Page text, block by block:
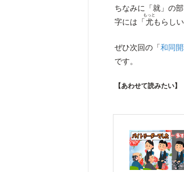
ちなみに「就」の
字には「尤
もっと
もらし
ぜひ次回の「和同
です。
【あわせて読みたい】